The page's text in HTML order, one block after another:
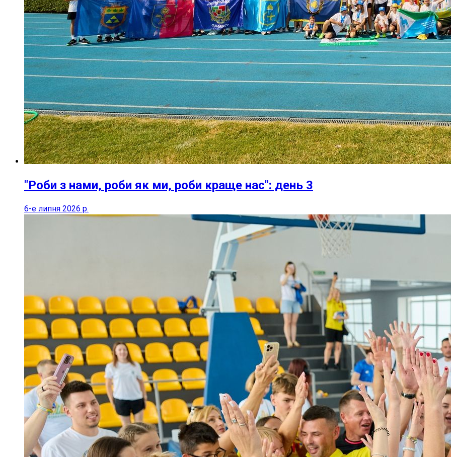
"Роби з нами, роби як ми, роби краще нас": день 3
6-е липня 2026 р.